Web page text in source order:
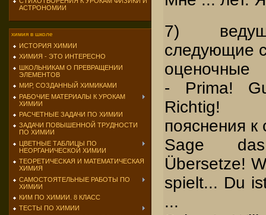
АСТРОНОМИИ
химия в школе
ИСТОРИЯ ХИМИИ
ХИМИЯ - ЭТО ИНТЕРЕСНО
ШКОЛЬНИКАМ О ПРЕВРАЩЕНИИ
ЭЛЕМЕНТОВ
МИР, СОЗДАННЫЙ ХИМИКАМИ
РАБОЧИЕ МАТЕРИАЛЫ К УРОКАМ
ХИМИИ
РАСЧЕТНЫЕ ЗАДАЧИ ПО ХИМИИ
ЗАДАЧИ ПОВЫШЕННОЙ ТРУДНОСТИ
ПО ХИМИИ
ЦВЕТНЫЕ ТАБЛИЦЫ ПО
НЕОРГАНИЧЕСКОЙ ХИМИИ
ТЕОРЕТИЧЕСКАЯ И МАТЕМАТИЧЕСКАЯ
ХИМИЯ
САМОСТОЯТЕЛЬНЫЕ РАБОТЫ ПО
ХИМИИ
КИМ ПО ХИМИИ. 8 КЛАСС
ТЕСТЫ ПО ХИМИИ
7)
следующие
оценочные
- Prima!
Richtig!
пояснения к
Sage
Übersetze!
spielt... Du
...